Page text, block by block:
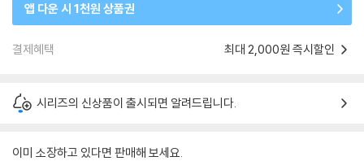
앱 다운 시 1천원 상품권
결제혜택 최대 2,000원 즉시할인
시리즈의 신상품이 출시되면 알려드립니다.
이미 소장하고 있다면 판매해 보세요.